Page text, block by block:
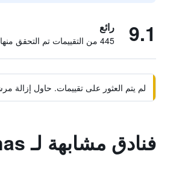
9.1 رائع
445 من التقييمات تم التحقق منها
لم يتم العثور على تقييمات. حاول
فنادق مشابهة لـ Aghinas